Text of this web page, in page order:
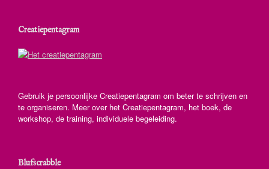
Creatiepentagram
Gebruik je persoonlijke Creatiepentagram om beter te schrijven en
te organiseren. Meer over het Creatiepentagram, het boek, de
workshop, de training, individuele begeleiding.
Blufscrabble